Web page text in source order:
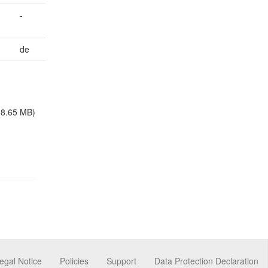
-
de
MB)
Data Protection Declaration
Support
Policies
Notice